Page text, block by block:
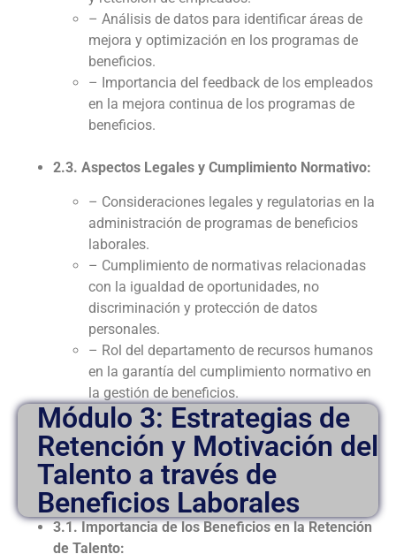
– Análisis de datos para identificar áreas de
mejora y optimización en los programas de
beneficios.
– Importancia del feedback de los empleados
en la mejora continua de los programas de
beneficios.
2.3. Aspectos Legales y Cumplimiento Normativo:
– Consideraciones legales y regulatorias en la
administración de programas de beneficios
laborales.
– Cumplimiento de normativas relacionadas
con la igualdad de oportunidades, no
discriminación y protección de datos
personales.
– Rol del departamento de recursos humanos
en la garantía del cumplimiento normativo en
la gestión de beneficios.
Módulo 3: Estrategias de
Retención y Motivación del
Talento a través de
Beneficios Laborales
3.1. Importancia de los Beneficios en la Retención
de Talento: